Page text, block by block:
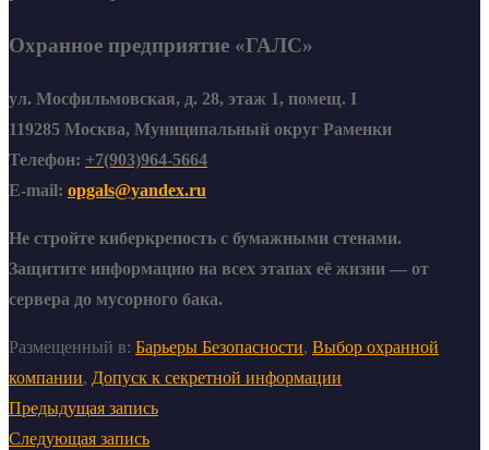
Охранное предприятие «ГАЛС»
ул. Мосфильмовская, д. 28, этаж 1, помещ. I
119285 Москва, Муниципальный округ Раменки
Телефон: +7(903)964-5664
E-mail: opgals@yandex.ru
Не стройте киберкрепость с бумажными стенами.
Защитите информацию на всех этапах её жизни — от
сервера до мусорного бака.
Размещенный в: Барьеры Безопасности, Выбор охранной
компании, Допуск к секретной информации
Предыдущая запись
Следующая запись